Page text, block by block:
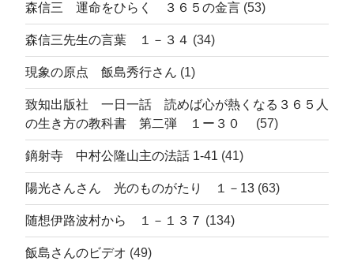
森信三 運命をひらく ３６５の金言 (53)
森信三先生の言葉 １－３４ (34)
現象の原点 飯島秀行さん (1)
致知出版社 一日一話 読めば心が熱くなる３６５人
の生き方の教科書 第二弾 １ー３０
(57)
鏑射寺 中村公隆山主の法話 1-41 (41)
陽光さんさん 光のものがたり １－13 (63)
随想伊路波村から １－１３７ (134)
飯島さんのビデオ (49)